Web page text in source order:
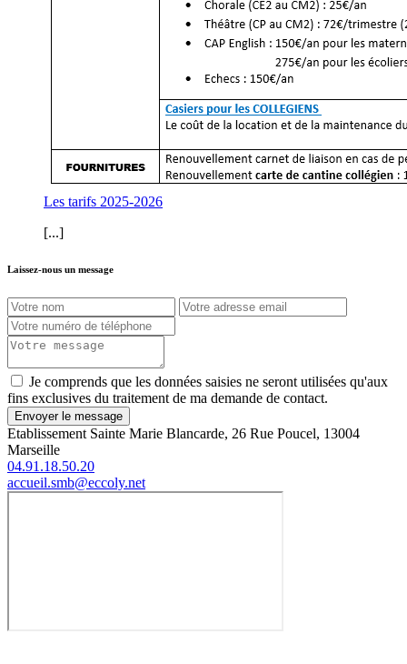
Les tarifs 2025-2026
[...]
Laissez-nous un message
Je comprends que les données saisies ne seront utilisées qu'aux
fins exclusives du traitement de ma demande de contact.
Envoyer le message
Etablissement Sainte Marie Blancarde, 26 Rue Poucel, 13004
Marseille
04.91.18.50.20
accueil.smb@eccoly.net